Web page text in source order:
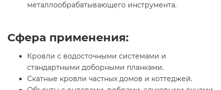
металлообрабатывающего инструмента.
Сфера применения:
Кровли с водосточными системами и
стандартными доборными планками.
Скатные кровли частных домов и коттеджей.